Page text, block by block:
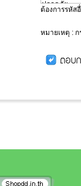
ต้องการรหัส
หมายเหตุ :